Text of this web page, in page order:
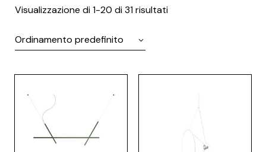
Visualizzazione di 1-20 di 31 risultati
Ordinamento predefinito